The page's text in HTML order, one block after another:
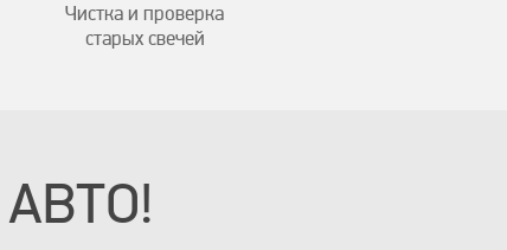
Чистка и проверка
старых свечей